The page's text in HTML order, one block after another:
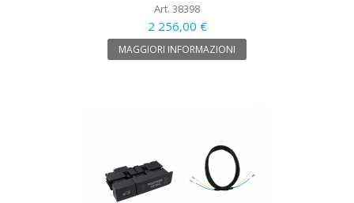
Art. 38398
2 256,00 €
MAGGIORI INFORMAZIONI